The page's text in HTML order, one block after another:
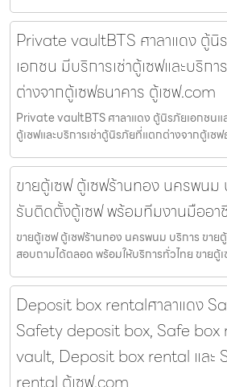
Private vaultBTS ศาลาแดง ตู้นิ
เอกชน มีบริการเช่าตู้เซฟและบริก
ต่างจากตู้เซฟธนาคาร ตู้เซฟ.com
Private vaultBTS ศาลาแดง ตู้นิรภัยเอกชนแ
ตู้เซฟและบริการเช่าตู้นิรภัยที่แตกต่างจากตู้เซฟ
ขายตู้เซฟ ตู้เซฟร้านทอง นครพนม
รับติดตั้งตู้เซฟ พร้อมทีมงานมืออา
ขายตู้เซฟ ตู้เซฟร้านทอง นครพนม บริการ ขา
สอบถามได้ตลอด พร้อมให้บริการทั่วไทย ขายตู้
Deposit box rentalศาลาแดง
Safety deposit box, Safe box
vault, Deposit box rental และ